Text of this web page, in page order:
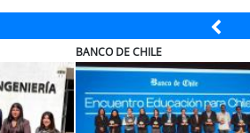
ELECTROLUX